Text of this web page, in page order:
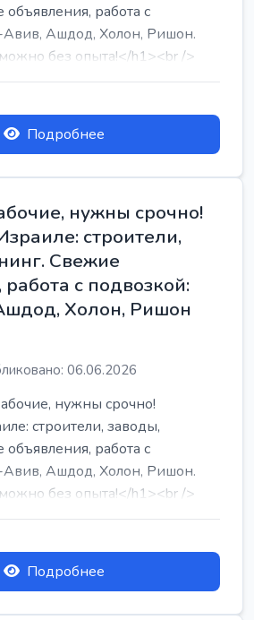
работа с
Авив, Ашдод, Холон, Ришон.
без опыта!</h1><br />
Подробнее
нужны срочно!
строители,
Свежие
с подвозкой:
Холон, Ришон
06.06.2026
нужны срочно!
строители, заводы,
работа с
Авив, Ашдод, Холон, Ришон.
без опыта!</h1><br />
Подробнее